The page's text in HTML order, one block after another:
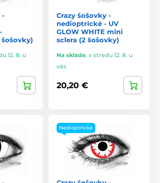
-
šošovky)
12. 8. u
Crazy šošovky -
nedioptrické - UV
GLOW WHITE mini
sclera (2 šošovky)
Na sklade, v stredu 12. 8. u
vás
20,20 €
Nedioptrické